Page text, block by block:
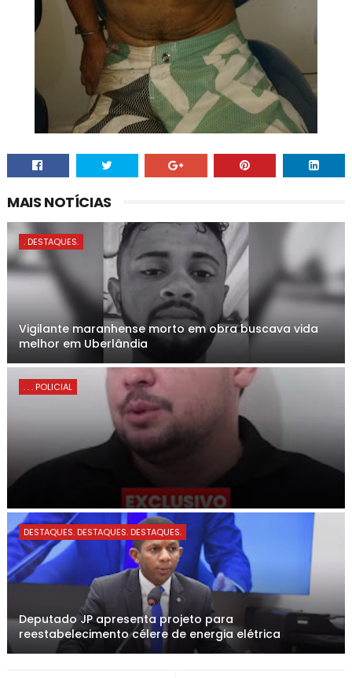
MAIS NOTÍCIAS
. DESTAQUES.
Vigilante maranhense morto em obra buscava vida
melhor em Uberlândia
. . . POLICIAL
DESTAQUES. DESTAQUES. DESTAQUES.
Deputado JP apresenta projeto para
reestabelecimento célere de energia elétrica